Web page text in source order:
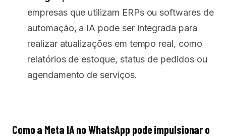
empresas que utilizam ERPs ou softwares de
automação, a IA pode ser integrada para
realizar atualizações em tempo real, como
relatórios de estoque, status de pedidos ou
agendamento de serviços.
Como a Meta IA no WhatsApp pode impulsionar o